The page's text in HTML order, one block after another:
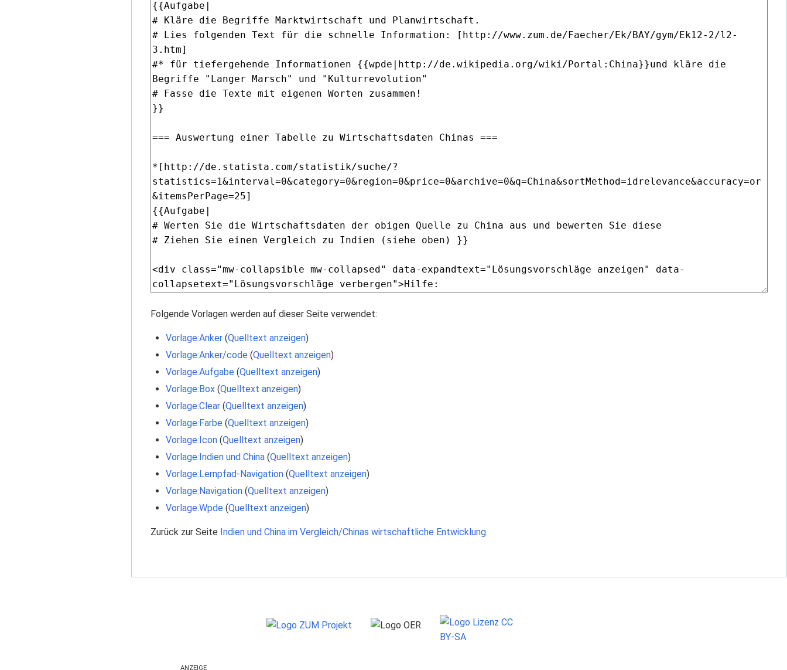
Folgende Vorlagen werden auf dieser Seite verwendet:
Vorlage:Anker(Quelltext anzeigen)
Vorlage:Anker/code (Quelltext anzeigen)
Vorlage:Aufgabe (Quelltext anzeigen)
Vorlage:Box(Quelltext anzeigen)
Vorlage:Clear(Quelltext anzeigen)
Vorlage:Farbe (Quelltext anzeigen)
Vorlage:Icon(Quelltext anzeigen)
Vorlage:Indien und China(Quelltext anzeigen)
Vorlage:Lernpfad-Navigation(Quelltext anzeigen)
Vorlage:Navigation(Quelltext anzeigen)
Vorlage:Wpde (Quelltext anzeigen)
Zurück zur Seite Indien und China im Vergleich/Chinas wirtschaftliche Entwicklung.
ANZEIGE